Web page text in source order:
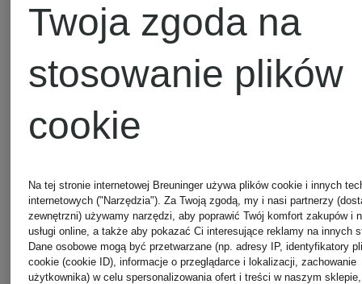
860 zł
Najniższa cena:
1 160 zł
765 zł
Najniższa
Twoja zgoda na
stosowanie plików
cookie
Na tej stronie internetowej Breuninger używa plików cookie i innych
internetowych ("Narzędzia"). Za Twoją zgodą, my i nasi partnerzy
zewnętrzni) używamy narzędzi, aby poprawić Twój komfort zakupów i
usługi online, a także aby pokazać Ci interesujące reklamy na innych
Dane osobowe mogą być przetwarzane (np. adresy IP, identyfikatory
cookie (cookie ID), informacje o przeglądarce i lokalizacji, zachowanie
użytkownika) w celu spersonalizowania ofert i treści w naszym sklepie,